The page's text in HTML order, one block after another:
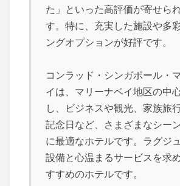
た」といった高評価が寄せら
す。特に、充実した施設や多
ングオプションが好評です。
コンラッド・シンガポール・
イは、マリーナベイ地区の中
し、ビジネスや観光、家族旅
記念日など、さまざまなシー
に最適なホテルです。ラグジ
設備と心温まるサービスを求
すすめのホテルです。